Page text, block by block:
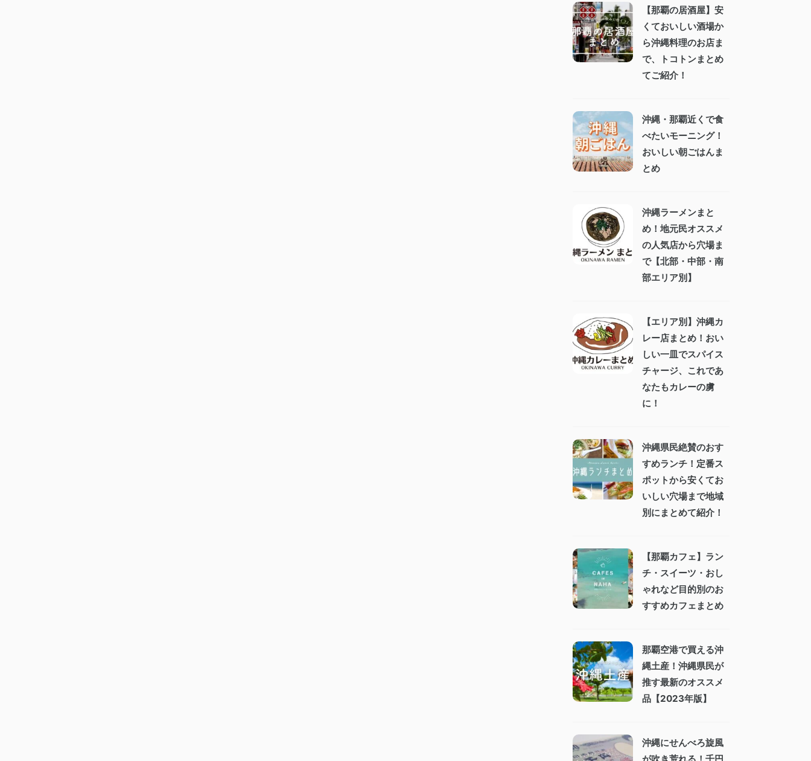
【那覇の居酒屋】安
くておいしい酒場か
ら沖縄料理のお店ま
で、トコトンまとめ
てご紹介！
沖縄・那覇近くで食
べたいモーニング！
おいしい朝ごはんま
とめ
沖縄ラーメンまと
め！地元民オススメ
の人気店から穴場ま
で【北部・中部・南
部エリア別】
【エリア別】沖縄カ
レー店まとめ！おい
しい一皿でスパイス
チャージ、これであ
なたもカレーの虜
に！
沖縄県民絶賛のおす
すめランチ！定番ス
ポットから安くてお
いしい穴場まで地域
別にまとめて紹介！
【那覇カフェ】ラン
チ・スイーツ・おし
ゃれなど目的別のお
すすめカフェまとめ
那覇空港で買える沖
縄土産！沖縄県民が
推す最新のオススメ
品【2023年版】
沖縄にせんべろ旋風